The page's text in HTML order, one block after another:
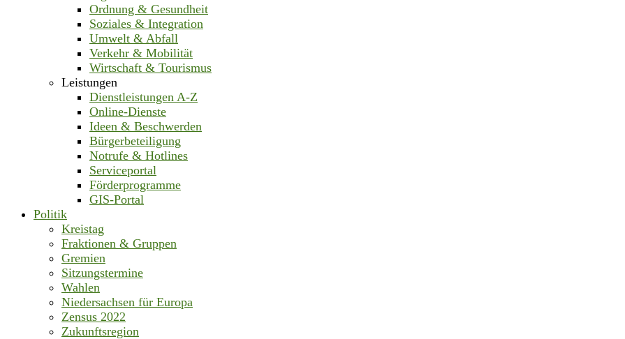
Ordnung & Gesundheit
Soziales & Integration
Umwelt & Abfall
Verkehr & Mobilität
Wirtschaft & Tourismus
Leistungen
Dienstleistungen A-Z
Online-Dienste
Ideen & Beschwerden
Bürgerbeteiligung
Notrufe & Hotlines
Serviceportal
Förderprogramme
GIS-Portal
Politik
Kreistag
Fraktionen & Gruppen
Gremien
Sitzungstermine
Wahlen
Niedersachsen für Europa
Zensus 2022
Zukunftsregion